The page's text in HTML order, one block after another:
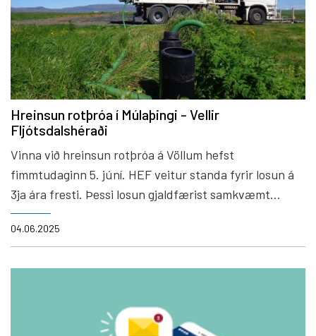
Hreinsun rotþróa í Múlaþingi - Vellir
Fljótsdalshéraði
04.06.2025
Vinna við hreinsun rotþróa á Völlum hefst
fimmtudaginn 5. júní. HEF veitur standa fyrir losun á
3ja ára fresti. Þessi losun gjaldfærist samkvæmt
gjaldskrá HEF veitna.